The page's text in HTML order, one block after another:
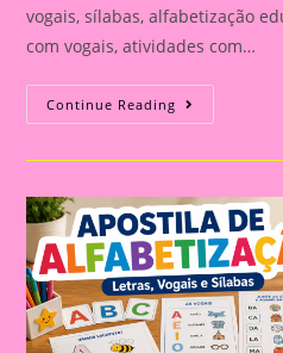
vogais, sílabas, alfabetização
com vogais, atividades com…
Continue Reading ATIVIDADE
DE
LETRAS,
SÍLABAS
PARA
TRABALHAR
DE
FORMA
LÚDICA
NA
EDUCAÇÃO
INFANTIL